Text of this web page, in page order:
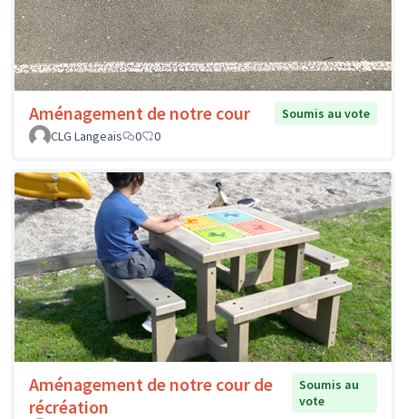
Aménagement de notre cour
Soumis au vote
CLG Langeais
0 0
Aménagement de notre cour de
récréation
Soumis au
vote